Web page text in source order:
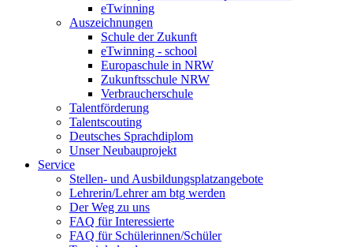
eTwinning
Auszeichnungen
Schule der Zukunft
eTwinning - school
Europaschule in NRW
Zukunftsschule NRW
Verbraucherschule
Talentförderung
Talentscouting
Deutsches Sprachdiplom
Unser Neubauprojekt
Service
Stellen- und Ausbildungsplatzangebote
Lehrerin/Lehrer am btg werden
Der Weg zu uns
FAQ für Interessierte
FAQ für Schülerinnen/Schüler